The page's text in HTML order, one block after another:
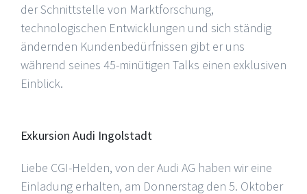
der Schnittstelle von Marktforschung,
technologischen Entwicklungen und sich ständig
ändernden Kundenbedürfnissen gibt er uns
während seines 45-minütigen Talks einen exklusiven
Einblick.
Exkursion Audi Ingolstadt
Liebe CGI-Helden, von der Audi AG haben wir eine
Einladung erhalten, am Donnerstag den 5. Oktober